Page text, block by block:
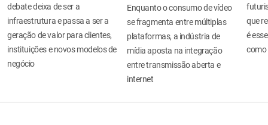
debate deixa de ser a
infraestrutura e passa a ser a
geração de valor para clientes,
instituições e novos modelos de
negócio
Enquanto o consumo de vídeo
se fragmenta entre múltiplas
plataformas, a indústria de
mídia aposta na integração
entre transmissão aberta e
internet
que
é
como